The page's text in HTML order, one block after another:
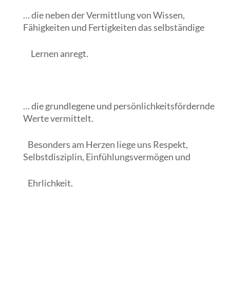
… die neben der Vermittlung von Wissen,
Fähigkeiten und Fertigkeiten das selbständige
Lernen anregt.
… die grundlegene und persönlichkeitsfördernde
Werte vermittelt.
Besonders am Herzen liege uns Respekt,
Selbstdisziplin, Einfühlungsvermögen und
Ehrlichkeit.